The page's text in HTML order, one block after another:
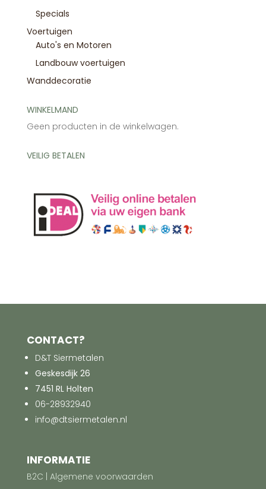
Specials
Voertuigen
Auto's en Motoren
Landbouw voertuigen
Wanddecoratie
WINKELMAND
Geen producten in de winkelwagen.
VEILIG BETALEN
CONTACT?
D&T Siermetalen
Geskesdijk 26
7451 RL Holten
06-28932940
info@dtsiermetalen.nl
INFORMATIE
B2C | Algemene voorwaarden